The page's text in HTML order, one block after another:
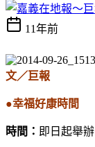
11年前
文／巨報
●幸福好康時間
時間： 即日起舉辦